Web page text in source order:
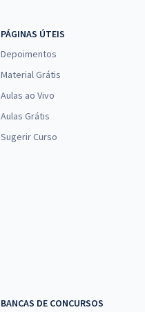
PÁGINAS ÚTEIS
Depoimentos
Material Grátis
Aulas ao Vivo
Aulas Grátis
Sugerir Curso
BANCAS DE CONCURSOS